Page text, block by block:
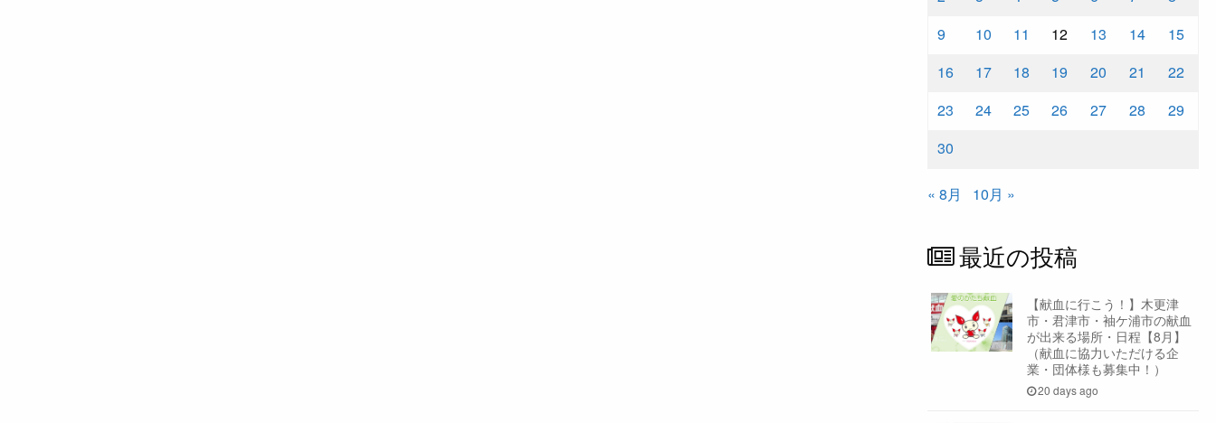
9
10 11 12 13 14
15
16
17 18 19 20 21
22
23
24 25 26 27 28
29
30
« 8月 10月 »
最近の投稿
【献血に行こう！】木更津
市・君津市・袖ケ浦市の献血
が出来る場所・日程【8月】
（献血に協力いただける企
業・団体様も募集中！）
20 days ago